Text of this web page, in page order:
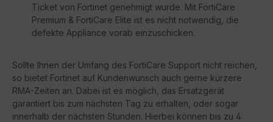
Ticket von Fortinet genehmigt wurde. Mit FortiCare
Premium & FortiCare Elite ist es nicht notwendig, die
defekte Appliance vorab einzuschicken.
Sollte Ihnen der Umfang des FortiCare Support nicht reichen,
so bietet Fortinet auf Kundenwunsch auch gerne kürzere
RMA-Zeiten an. Dabei ist es möglich, das Ersatzgerät
garantiert bis zum nächsten Tag zu erhalten, oder sogar
innerhalb der nächsten Stunden. Hierbei können bis zu 4